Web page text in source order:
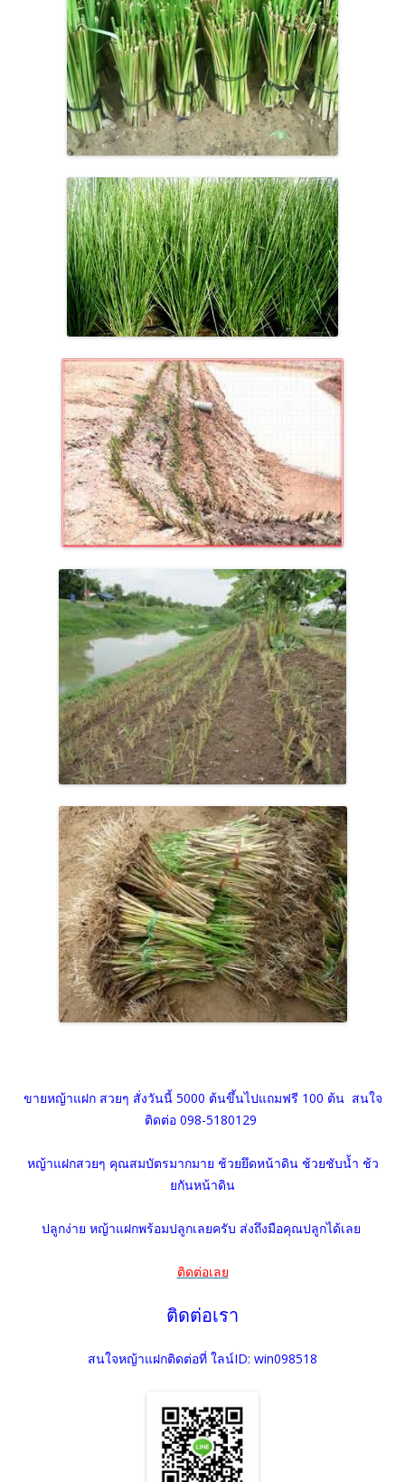
ขายหญ้าแฝก สวยๆ สั่งวันนี้ 5000 ต้นขึ้นไปแถมฟรี 100 ต้น สนใจ
ติดต่อ 098-5180129
หญ้าแฝกสวยๆ คุณสมบัตรมากมาย ช้วยยึดหน้าดิน ช้วยชับน้ำ ช้ว
ยกันหน้าดิน
ปลูกง่าย หญ้าแฝกพร้อมปลูกเลยครับ ส่งถึงมือคุณปลูกได้เลย
ติดต่อเลย
ติดต่อเรา
สนใจหญ้าแฝกติดต่อที่ ใลน์ID: win098518